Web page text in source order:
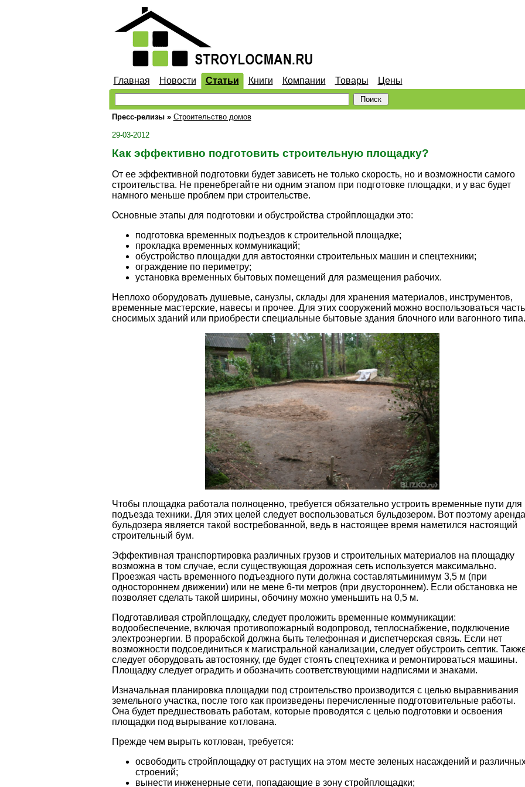
Главная Новости Статьи Книги Компании Товары Цены
Пресс-релизы » Строительство домов
29-03-2012
Как эффективно подготовить строительную площадку?
От ее эффективной подготовки будет зависеть не только скорость, но и возможности самого
строительства. Не пренебрегайте ни одним этапом при подготовке площадки, и у вас будет
намного меньше проблем при строительстве.
Основные этапы для подготовки и обустройства стройплощадки это:
подготовка временных подъездов к строительной площадке;
прокладка временных коммуникаций;
обустройство площадки для автостоянки строительных машин и спецтехники;
ограждение по периметру;
установка временных бытовых помещений для размещения рабочих.
Неплохо оборудовать душевые, санузлы, склады для хранения материалов, инструментов,
временные мастерские, навесы и прочее. Для этих сооружений можно воспользоваться
сносимых зданий или приобрести специальные бытовые здания блочного или вагонного типа.
Чтобы площадка работала полноценно, требуется обязательно устроить временные пути для
подъезда техники. Для этих целей следует воспользоваться бульдозером. Вот поэтому аренда
бульдозера является такой востребованной, ведь в настоящее время наметился настоящий
строительный бум.
Эффективная транспортировка различных грузов и строительных материалов на площадку
возможна в том случае, если существующая дорожная сеть используется максимально.
Проезжая часть временного подъездного пути должна составлятьминимум 3,5 м (при
одностороннем движении) или не мене 6-ти метров (при двустороннем). Если обстановка не
позволяет сделать такой ширины, обочину можно уменьшить на 0,5 м.
Подготавливая стройплощадку, следует проложить временные коммуникации:
водообеспечение, включая противопожарный водопровод, теплоснабжение, подключение
электроэнергии. В прорабской должна быть телефонная и диспетчерская связь. Если нет
возможности подсоединиться к магистральной канализации, следует обустроить септик.
следует оборудовать автостоянку, где будет стоять спецтехника и ремонтироваться машины.
Площадку следует оградить и обозначить соответствующими надписями и знаками.
Изначальная планировка площадки под строительство производится с целью выравнивания
земельного участка, после того как произведены перечисленные подготовительные работы.
Она будет предшествовать работам, которые проводятся с целью подготовки и освоения
площадки под вырывание котлована.
Прежде чем вырыть котлован, требуется:
освободить стройплощадку от растущих на этом месте зеленых насаждений и
строений;
вынести инженерные сети, попадающие в зону стройплощадки;